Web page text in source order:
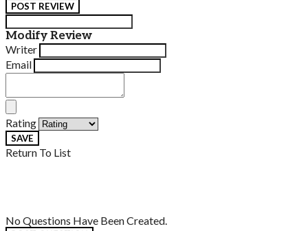
POST REVIEW
Modify Review
Writer
Email
Rating
SAVE
Return To List
No Questions Have Been Created.